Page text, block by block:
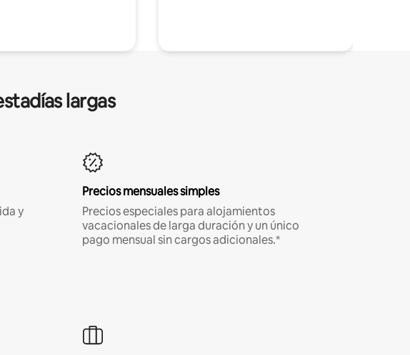
largas
y
Precios mensuales simples
Precios especiales para alojamientos
vacacionales de larga duración y un único
pago mensual sin cargos adicionales.*